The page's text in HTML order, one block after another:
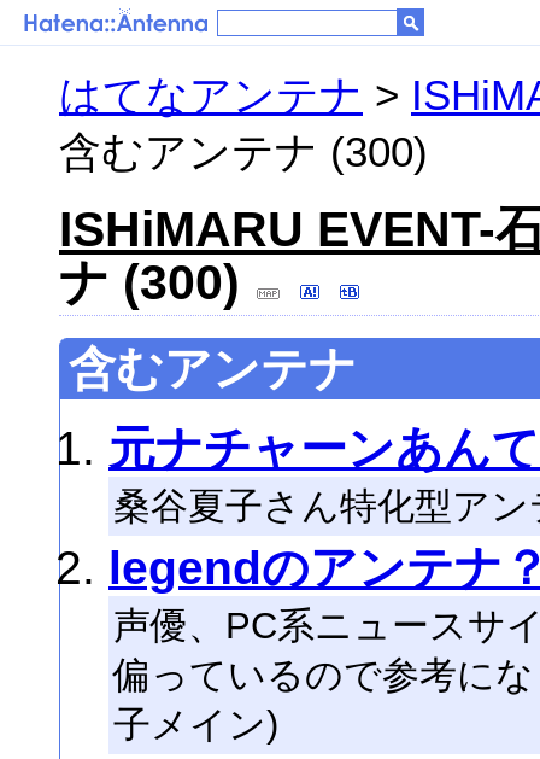
はてなアンテナ >
含むアンテナ (300)
ISHiMARU EVENT-
ナ (300)
含むアンテナ
元ナチャーンあん
桑谷夏子さん特化型ア
legendのアンテナ
声優、PC系ニュースサ
偏っているので参考に
子メイン)